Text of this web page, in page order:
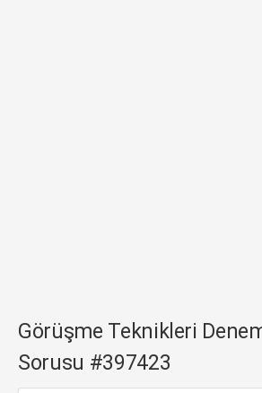
Görüşme Teknikleri
Sorusu #397423